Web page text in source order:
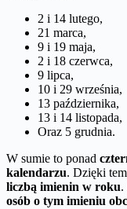
2 i 14 lutego,
21 marca,
9 i 19 maja,
2 i 18 czerwca,
9 lipca,
10 i 29 września,
13 października,
13 i 14 listopada,
Oraz 5 grudnia.
W sumie to ponad
kalendarzu. Dzięki
liczbą imienin w roku.
osób o tym imieniu